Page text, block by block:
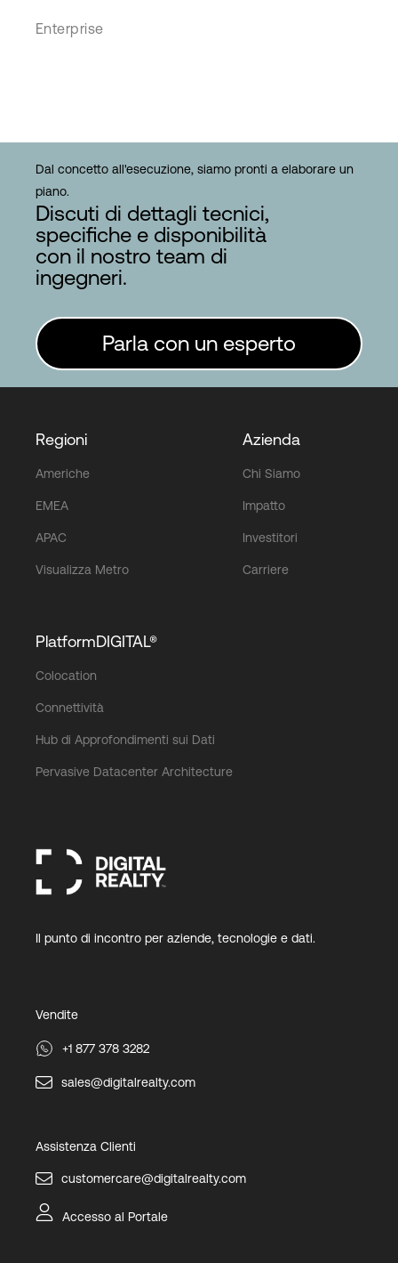
Enterprise
Dal concetto all'esecuzione, siamo pronti a elaborare un
piano.
Discuti di dettagli tecnici,
specifiche e disponibilità
con il nostro team di
ingegneri.
Parla con un esperto
Regioni
Americhe
EMEA
APAC
Visualizza Metro
Azienda
Chi Siamo
Impatto
Investitori
Carriere
PlatformDIGITAL®
Colocation
Connettività
Hub di Approfondimenti sui Dati
Pervasive Datacenter Architecture
Il punto di incontro per aziende, tecnologie e dati.
Vendite
+1 877 378 3282
sales@digitalrealty.com
Assistenza Clienti
customercare@digitalrealty.com
Accesso al Portale